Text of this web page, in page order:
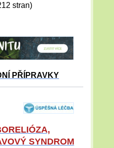
stran)
PŘÍPRAVKY
SYNDROM